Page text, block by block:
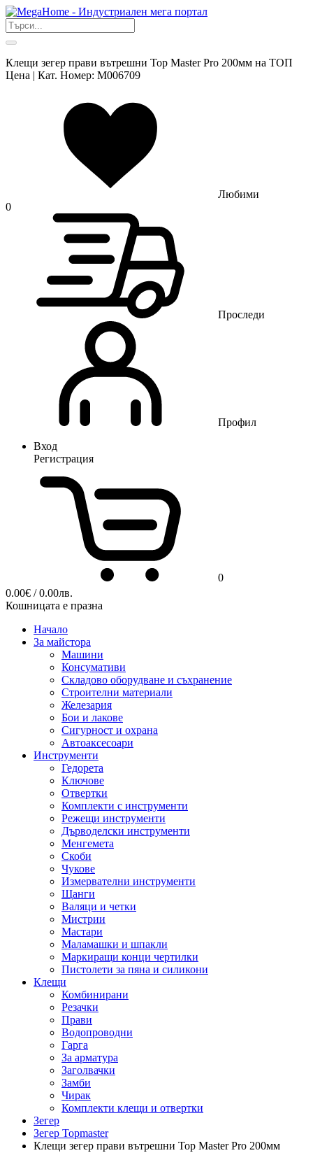
Клещи зегер прави вътрешни Top Master Pro 200мм на ТОП
Цена | Кат. Номер: M006709
Любими
0
Проследи
Профил
Вход
Регистрация
0
0.00€ / 0.00лв.
Кошницата е празна
Начало
За майстора
Машини
Консумативи
Складово оборудване и съхранение
Строителни материали
Железария
Бои и лакове
Сигурност и охрана
Автоаксесоари
Инструменти
Гедорета
Ключове
Отвертки
Комплекти с инструменти
Режещи инструменти
Дърводелски инструменти
Менгемета
Скоби
Чукове
Измервателни инструменти
Щанги
Валяци и четки
Мистрии
Мастари
Маламашки и шпакли
Маркиращи конци чертилки
Пистолети за пяна и силикони
Клещи
Комбинирани
Резачки
Прави
Водопроводни
Гарга
За арматура
Заголвачки
Замби
Чирак
Комплекти клещи и отвертки
Зегер
Зегер Topmaster
Клещи зегер прави вътрешни Top Master Pro 200мм